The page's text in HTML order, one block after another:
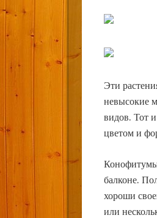
Эти
невысокие
видов. Тот
цветом и
балконе.
хороши
или